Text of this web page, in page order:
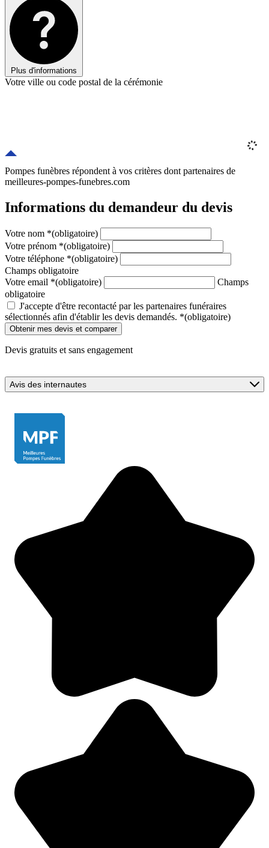
Plus d'informations
Votre ville ou code postal de la cérémonie
Pompes funèbres répondent à vos critères dont partenaires de
meilleures-pompes-funebres.com
Informations du demandeur du devis
Votre nom *(obligatoire)
Votre prénom *(obligatoire)
Votre téléphone *(obligatoire)
Champs obligatoire
Votre email *(obligatoire)
Champs
obligatoire
J'accepte d'être recontacté par les partenaires funéraires
sélectionnés afin d'établir les devis demandés. *(obligatoire)
Devis gratuits et sans engagement
Avis des internautes